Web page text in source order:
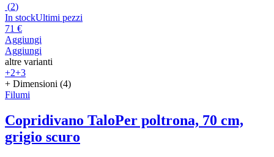
(2)
In stockUltimi pezzi
71 €
Aggiungi
Aggiungi
altre varianti
+2+3
+ Dimensioni (4)
Filumi
Copridivano TaloPer poltrona, 70 cm,
grigio scuro